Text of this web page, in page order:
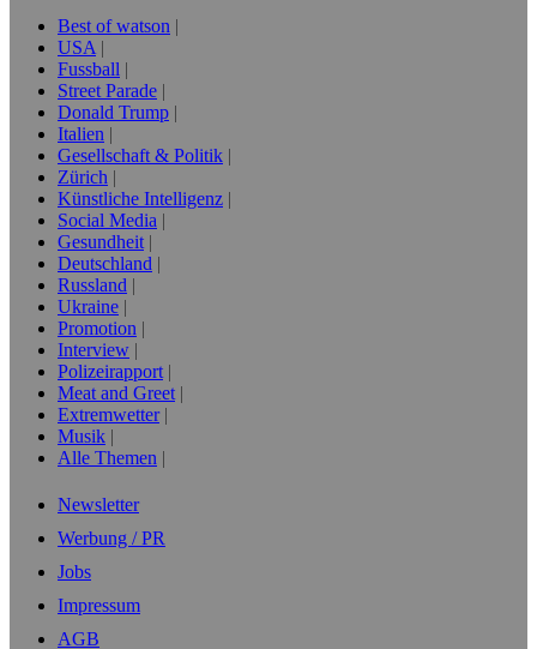
Best of watson
USA
Fussball
Street Parade
Donald Trump
Italien
Gesellschaft & Politik
Zürich
Künstliche Intelligenz
Social Media
Gesundheit
Deutschland
Russland
Ukraine
Promotion
Interview
Polizeirapport
Meat and Greet
Extremwetter
Musik
Alle Themen
Newsletter
Werbung / PR
Jobs
Impressum
AGB